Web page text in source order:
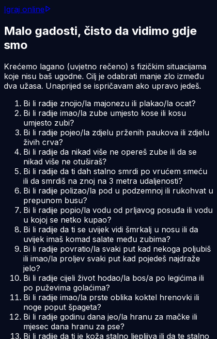
Igraj online
Malo gadosti, čisto da vidimo gdje
smo
Krećemo lagano (uvjetno rečeno) s fizičkim situacijama
koje nisu baš ugodne. Cilj je odabrati manje zlo između
dva užasa. Unaprijed se ispričavam ako upravo jedeš.
Bi li radije znojio/la majonezu ili plakao/la ocat?
Bi li radije imao/la zube umjesto kose ili kosu
umjesto zubi?
Bi li radije pojeo/la zdjelu prženih paukova ili zdjelu
živih crva?
Bi li radije da nikad više ne opereš zube ili da se
nikad više ne otuširaš?
Bi li radije da ti dah stalno smrdi po vrućem smeću
ili da smrdiš na znoj na 3 metra udaljenosti?
Bi li radije polizao/la pod u podzemnoj ili rukohvat u
prepunom busu?
Bi li radije popio/la vodu od prljavog posuđa ili vodu
u kojoj se netko kupao?
Bi li radije da ti se uvijek vidi šmrkalj u nosu ili da
uvijek imaš komad salate među zubima?
Bi li radije povratio/la svaki put kad nekoga poljubiš
ili imao/la proljev svaki put kad pojedeš najdraže
jelo?
Bi li radije cijeli život hodao/la bos/a po legićima ili
po puževima golaćima?
Bi li radije imao/la prste oblika koktel hrenovki ili
noge poput špageta?
Bi li radije godinu dana jeo/la hranu za mačke ili
mjesec dana hranu za pse?
Bi li radije da ti je koža stalno ljepljiva ili da te stalno